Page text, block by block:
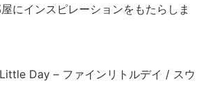
にインスピレーションをもたらしま
Day – ファインリトルデイ / スウ